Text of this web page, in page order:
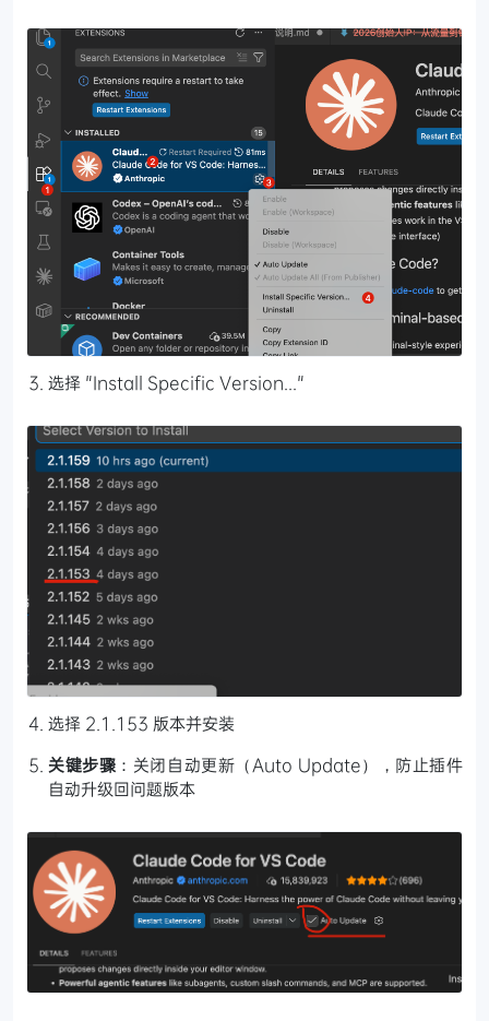
选择 "Install Specific Version..."
选择 2.1.153 版本并安装
关键步骤 ：关闭自动更新（Auto Update），防止插件
自动升级回问题版本